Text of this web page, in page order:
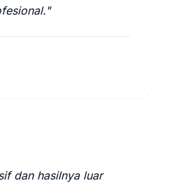
dan hasilnya luar